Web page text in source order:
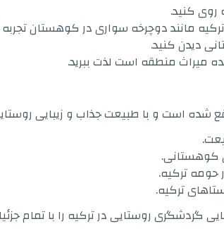
روی کنید.
مانند دوچرخه سواری در کوهستان تجربه
دیدن کنید.
میراث منطقه است لذت ببرید.
شده است و با طبیعت جذاب و زیبایی
کوهستانی.
ترکیه.
ترکیه.
گردشگری روستایی در ترکیه را با تمام